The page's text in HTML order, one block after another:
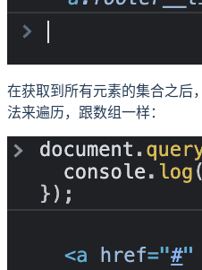
在获取到所有元素的集合之后
法来遍历，跟数组一样：